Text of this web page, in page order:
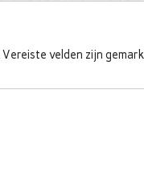
Vereiste velden zijn